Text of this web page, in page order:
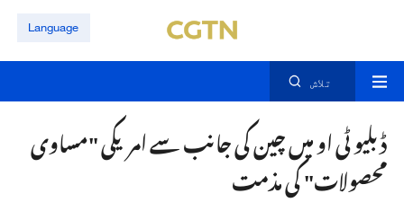
Language
تلاش
ڈبلیو ٹی او میں چین کی جانب سے امریکی "مساوی
محصولات" کی مذمت